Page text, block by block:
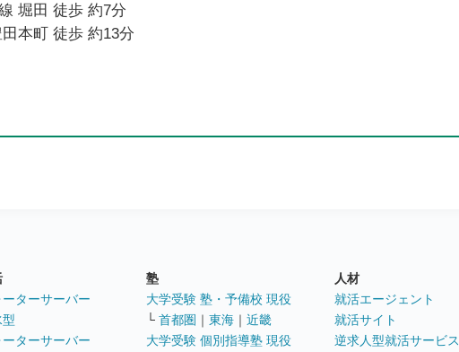
堀田 徒歩 約7分
本町 徒歩 約13分
ーターサーバー
ーターサーバー
塾
大学受験 塾・予備校 現役
└ 首都圏 ｜ 東海 ｜ 近畿
大学受験 個別指導塾 現役
人材
就活エージェント
就活サイト
逆求人型就活サービス